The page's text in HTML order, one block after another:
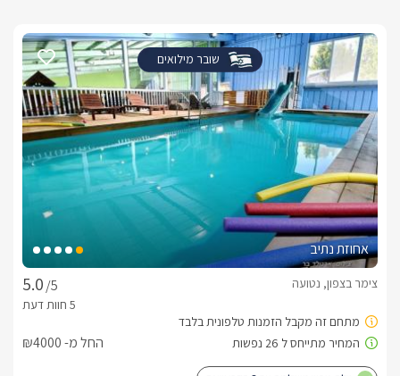
שובר מילואים
אחוזת נתיב
/5
צימר בצפון, נטועה
החל מ- ₪4000